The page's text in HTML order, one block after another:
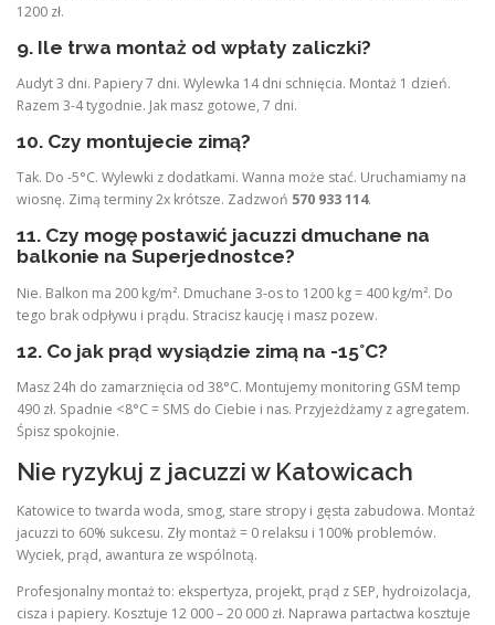
1200 zł.
9. Ile trwa montaż od wpłaty zaliczki?
Audyt 3 dni. Papiery 7 dni. Wylewka 14 dni schnięcia. Montaż 1 dzień.
Razem 3-4 tygodnie. Jak masz gotowe, 7 dni.
10. Czy montujecie zimą?
Tak. Do -5°C. Wylewki z dodatkami. Wanna może stać. Uruchamiamy na
wiosnę. Zimą terminy 2x krótsze. Zadzwoń 570 933 114.
11. Czy mogę postawić jacuzzi dmuchane na
balkonie na Superjednostce?
Nie. Balkon ma 200 kg/m². Dmuchane 3-os to 1200 kg = 400 kg/m². Do
tego brak odpływu i prądu. Stracisz kaucję i masz pozew.
12. Co jak prąd wysiądzie zimą na -15°C?
Masz 24h do zamarznięcia od 38°C. Montujemy monitoring GSM temp
490 zł. Spadnie <8°C = SMS do Ciebie i nas. Przyjeżdżamy z agregatem.
Śpisz spokojnie.
Nie ryzykuj z jacuzzi w Katowicach
Katowice to twarda woda, smog, stare stropy i gęsta zabudowa. Montaż
jacuzzi to 60% sukcesu. Zły montaż = 0 relaksu i 100% problemów.
Wyciek, prąd, awantura ze wspólnotą.
Profesjonalny montaż to: ekspertyza, projekt, prąd z SEP, hydroizolacja,
cisza i papiery. Kosztuje 12 000 – 20 000 zł. Naprawa partactwa kosztuje